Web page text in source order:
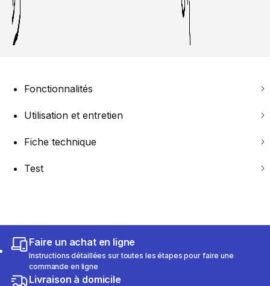
Fonctionnalités
Utilisation et entretien
Fiche technique
Test
Faire un achat en ligne
Instructions détaillées sur toutes les étapes pour faire une
commande en ligne
Livraison à domicile